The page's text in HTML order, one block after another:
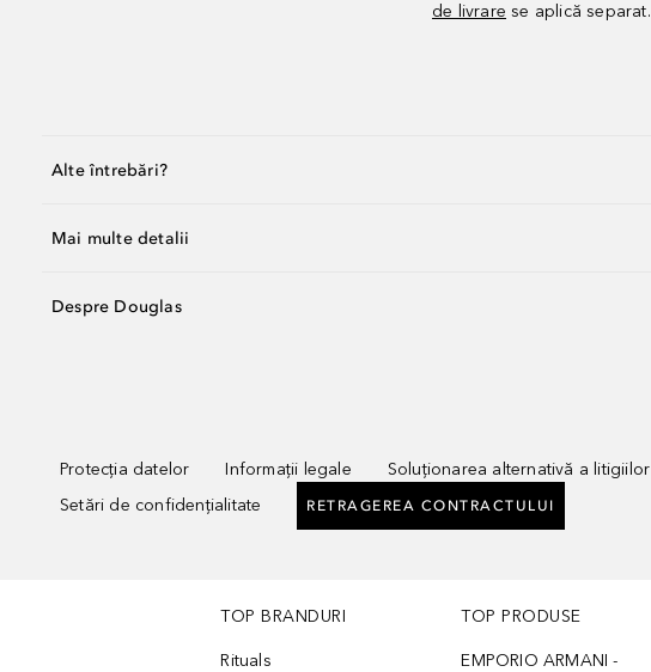
de livrare se aplică separat.
Alte întrebări?
Mai multe detalii
Despre Douglas
Protecția datelor Informații legale Soluționarea alternativă a litigiilor
Setări de confidențialitate
RETRAGEREA CONTRACTULUI
TOP BRANDURI
Rituals
TOP PRODUSE
EMPORIO ARMANI -